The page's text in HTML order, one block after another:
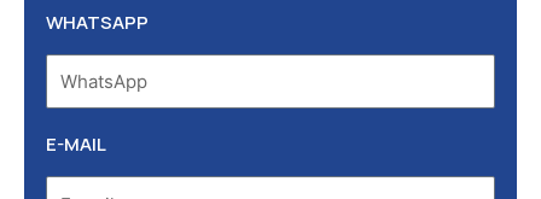
WHATSAPP
E-MAIL